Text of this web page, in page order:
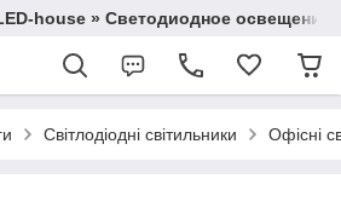
house » Светодиодное освещение
Світлодіодні світильники Офісні